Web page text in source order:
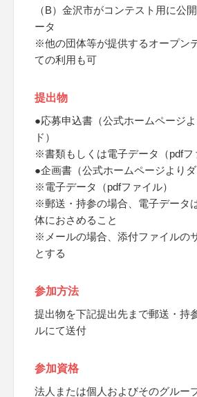
（B）金沢市がコンテスト用に公
ータ
※他の団体等が提供するオープン
ての利用も可
提出物
●応募申込書（公式ホームページ
ド）
※書類もしくは電子データ（pdfフ
●企画書（公式ホームページよりダ
※電子データ（pdfファイル）
※郵送・持参の場合、電子データ
体におさめること
※メールの場合、添付ファイルの
とする
参加方法
提出物を下記提出先まで郵送・持
ルにて送付
参加資格
法人または個人およびそのグルー